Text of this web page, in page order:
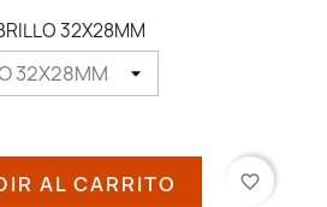
32X28MM
AL CARRITO favorite_border